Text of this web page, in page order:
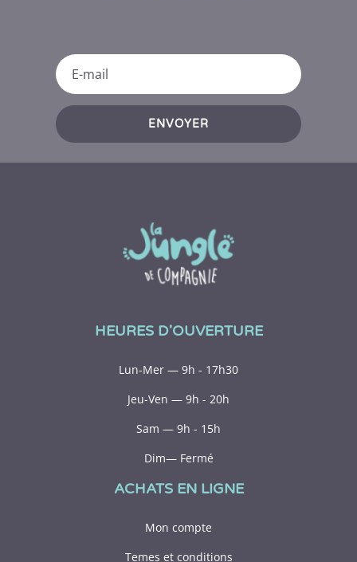
ENVOYER
HEURES D'OUVERTURE
Lun-Mer — 9h - 17h30
Jeu-Ven — 9h - 20h
Sam — 9h - 15h
Dim— Fermé
ACHATS EN LIGNE
Mon compte
Temes et conditions